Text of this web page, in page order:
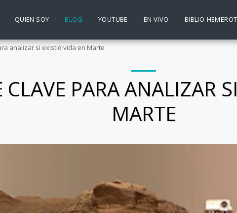
QUIEN SOY BLOG YOUTUBE EN VIVO BIBLIO-
analizar si existió vida en Marte
PARA ANALIZAR
MARTE